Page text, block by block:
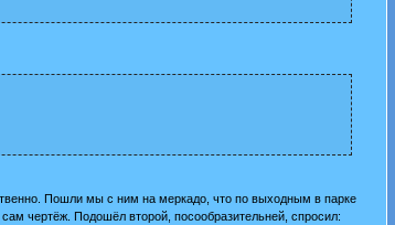
Пошли мы с ним на меркадо, что по выходным в парке
чертёж. Подошёл второй, посообразительней, спросил: